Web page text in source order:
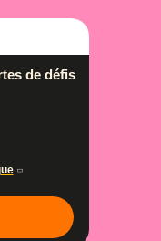
de défis